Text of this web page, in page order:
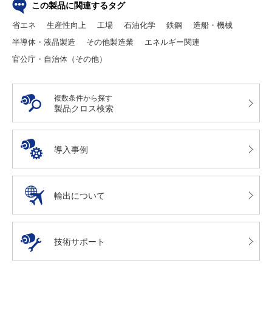
この製品に関連するタグ
省エネ 生産性向上 工場 石油化学 鉄鋼
造船・機械
半導体・液晶製造
その他製造業
エネルギー関連
官公庁・自治体（その他）
複数条件から探す
製品クロス検索
導入事例
輸出について
技術サポート